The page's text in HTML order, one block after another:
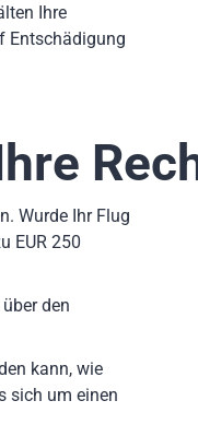
Ihre
Entschädigung
Wurde Ihr Flug
EUR 250
über den
kann, wie
sich um einen